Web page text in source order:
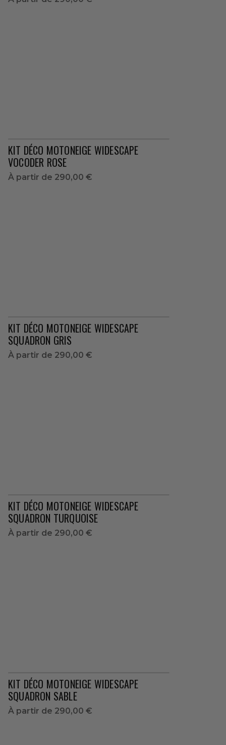
KIT DÉCO MOTONEIGE WIDESCAPE
VOCODER ROSE
À partir de 290,00 €
KIT DÉCO MOTONEIGE WIDESCAPE
SQUADRON GRIS
À partir de 290,00 €
KIT DÉCO MOTONEIGE WIDESCAPE
SQUADRON TURQUOISE
À partir de 290,00 €
KIT DÉCO MOTONEIGE WIDESCAPE
SQUADRON SABLE
À partir de 290,00 €